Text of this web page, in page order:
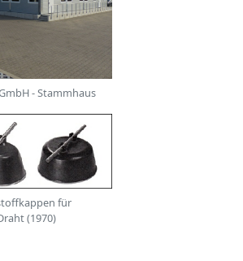
- Stammhaus
für
(1970)